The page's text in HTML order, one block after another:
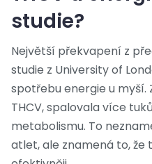
studie?
Největší překvapení z
studie z University of
spotřebu energie u
THCV, spalovala více
metabolismu. To
atlet, ale znamená to,